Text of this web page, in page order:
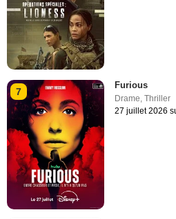
7
Furious
Drame,Thriller
27 juillet 2026